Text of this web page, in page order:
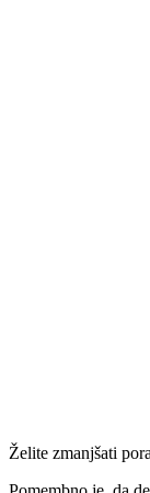
Želite zmanjšati